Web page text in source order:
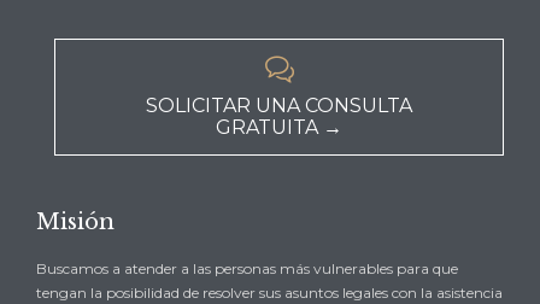

SOLICITAR UNA CONSULTA
GRATUITA →
Misión
Buscamos a atender a las personas más vulnerables para que
tengan la posibilidad de resolver sus asuntos legales con la asistencia